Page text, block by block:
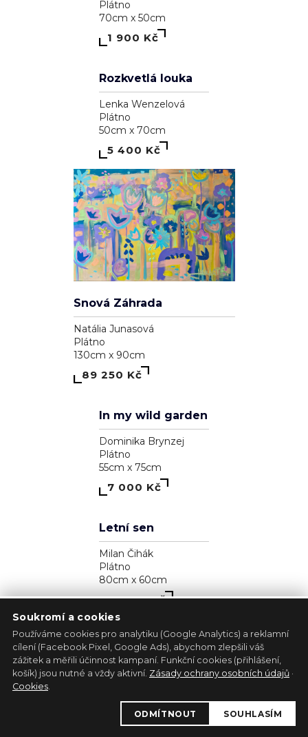
Pavol Tarasovič
Dřevo
15cm x 74cm
39 100 Kč
Zjavenie archanjela
Pavol Tarasovič
Dřevo
39 300 Kč
1
Soukromí a cookies
Používáme cookies pro analytiku (Google Analytics) a reklamní
cílení (Facebook Pixel, Google Ads), abychom zlepšili váš
zážitek a měřili účinnost kampaní. Funkční cookies (přihlášení,
košík) jsou nutné a vždy aktivní. Zásady ochrany osobních údajů ·
Cookies.
ODMÍTNOUT SOUHLASÍM